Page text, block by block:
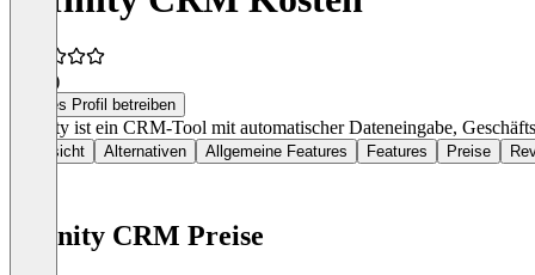
(4)
Dieses Profil betreiben
Affinity ist ein CRM-Tool mit automatischer Dateneingabe,
Übersicht Alternativen Allgemeine Features Features Preise
Affinity CRM Preise